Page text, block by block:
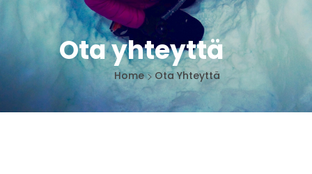
Ota yhteyttä
Home Ota Yhteyttä